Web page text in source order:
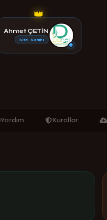
👑
Ahmet ÇETİN
Site Sahibi
Yardım Kurallar